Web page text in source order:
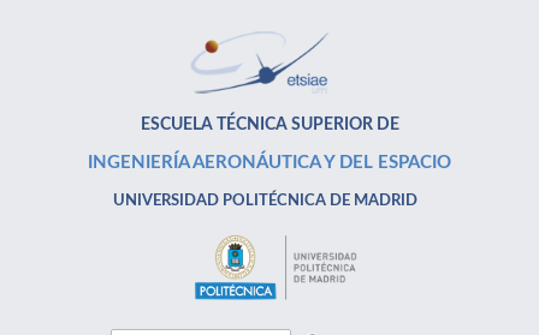
ESCUELA TÉCNICA SUPERIOR DE
INGENIERÍA AERONÁUTICA Y DEL ESPACIO
UNIVERSIDAD POLITÉCNICA DE MADRID